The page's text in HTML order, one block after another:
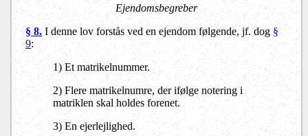
Ejendomsbegreber
§ 8. I denne lov forstås ved en ejendom følgende, jf. dog§
9:
1) Et matrikelnummer.
2) Flere matrikelnumre, der ifølge notering i
matriklen skal holdes forenet.
3) En ejerlejlighed.